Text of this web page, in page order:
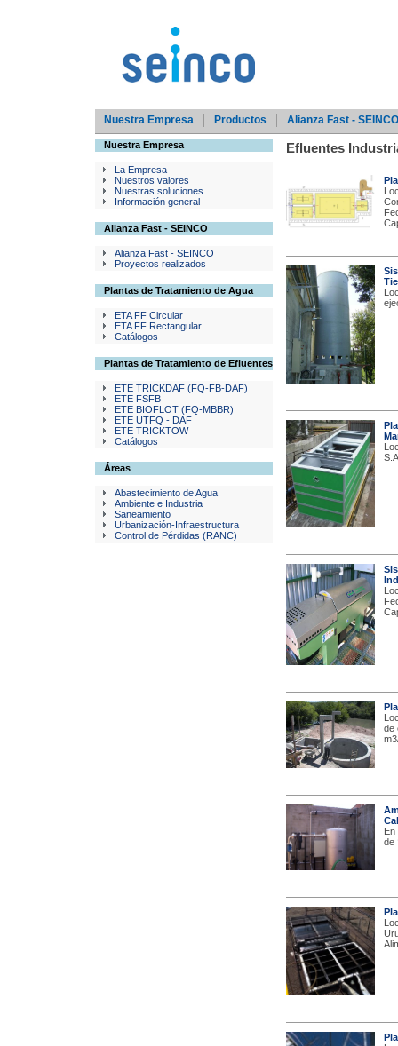
Nuestra Empresa Productos Alianza Fast -
Nuestra Empresa
La Empresa
Nuestros valores
Nuestras soluciones
Información general
Alianza Fast - SEINCO
Alianza Fast - SEINCO
Proyectos realizados
Plantas de Tratamiento de Agua
ETA FF Circular
ETA FF Rectangular
Catálogos
Plantas de Tratamiento de Efluentes
ETE TRICKDAF (FQ-FB-DAF)
ETE FSFB
ETE BIOFLOT (FQ-MBBR)
ETE UTFQ - DAF
ETE TRICKTOW
Catálogos
Áreas
Abastecimiento de Agua
Ambiente e Industria
Saneamiento
Urbanización-Infraestructura
Control de Pérdidas (RANC)
Efluentes
de
En
de